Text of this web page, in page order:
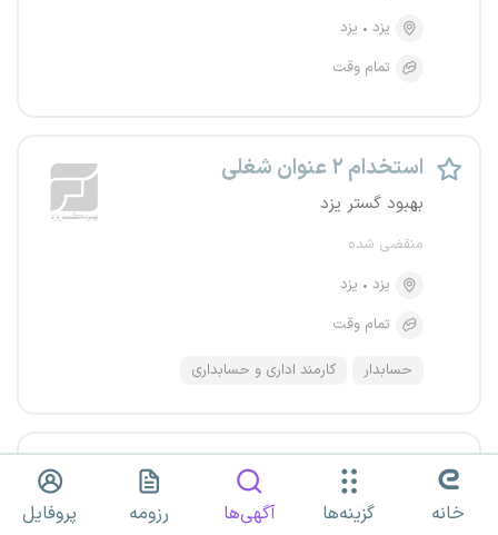
یزد
یزد
تمام وقت
استخدام ۲ عنوان شغلی
بهبود گستر یزد
منقضی شده
یزد
یزد
تمام وقت
حسابدار کارمند اداری و حسابداری
کارمند مالی
آلما تجارت ویرا خانه گزینه‌ها آگهی‌ها رزومه پروفایل